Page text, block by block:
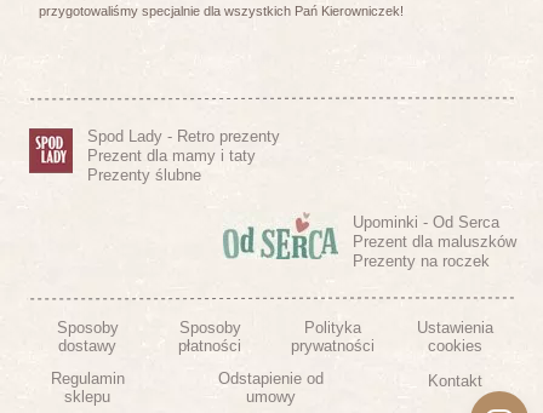
przygotowaliśmy specjalnie dla wszystkich Pań Kierowniczek!
Spod Lady - Retro prezenty
Prezent dla mamy i taty
Prezenty ślubne
Upominki - Od Serca
Prezent dla maluszków
Prezenty na roczek
Sposoby
dostawy
Sposoby
płatności
Polityka
prywatności
Ustawienia
cookies
Regulamin
sklepu
Odstapienie od
umowy
Kontakt